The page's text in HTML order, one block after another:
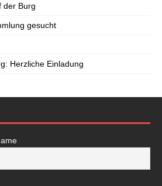
der Burg
gesucht
Herzliche Einladung